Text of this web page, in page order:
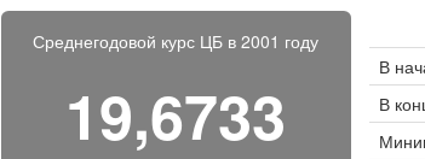
Среднегодовой курс ЦБ в 2001 году
19,6733
В
В